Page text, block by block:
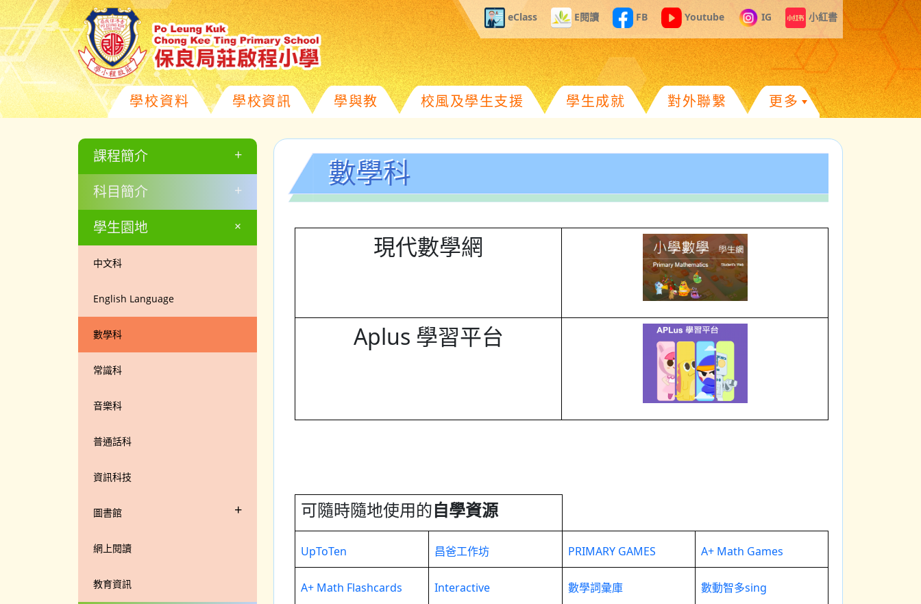
eClass E閱讀 FB Youtube IG 小紅書
學校資料 學校資訊 學與教 校風及學生支援 學生成就 對外聯繫 更多
課程簡介
+
科目簡介
+
學生園地
+
中文科
English Language
數學科
常識科
音樂科
普通話科
資訊科技
圖書館 +
網上閱讀
教育資訊
數學科
現代數學網
Aplus 學習平台
可隨時隨地使用的自學資源
UpToTen 昌爸工作坊 PRIMARY GAMES A+ Math Games
A+ Math Flashcards
Interactive
數學詞彙庫 數動智多sing